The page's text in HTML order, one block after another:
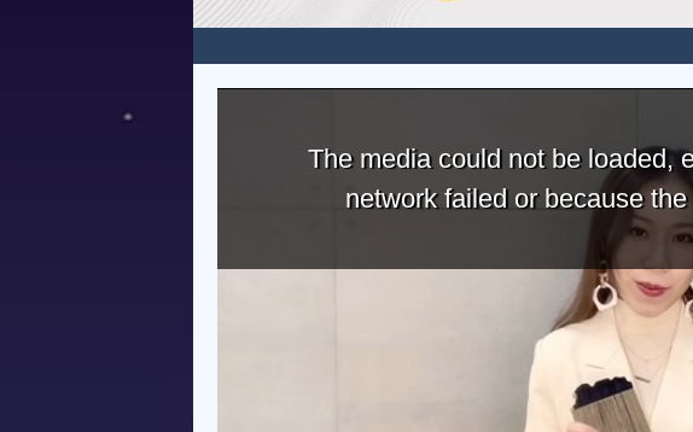
The media could not be loaded,
network failed or because